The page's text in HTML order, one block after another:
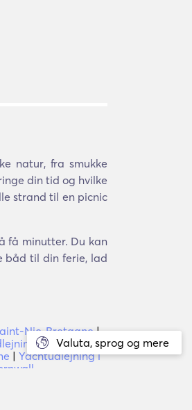
Valuta, sprog og mere
natur, fra smukke
din tid og hvilke
strand til en picnic
få minutter. Du kan
båd til din ferie, lad
Nic, Bretagne|
i Plourin,
| Yachtudlejning i